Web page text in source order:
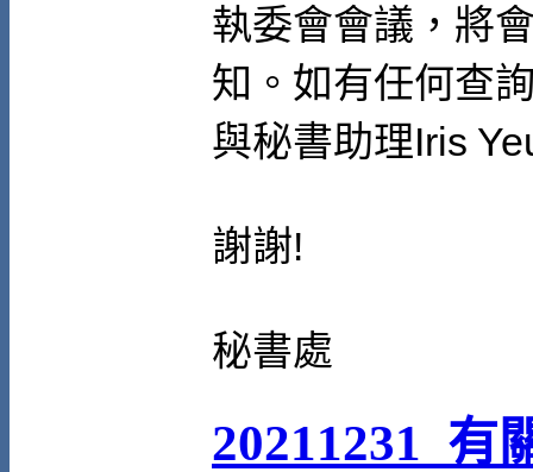
執委會會議，將
知。如有任何查
與秘書助理Iris
謝謝!
秘書處
20211231_有